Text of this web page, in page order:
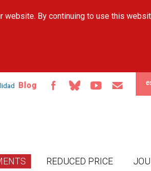
main
By continuing to use this
Blog
REDUCED PRICE